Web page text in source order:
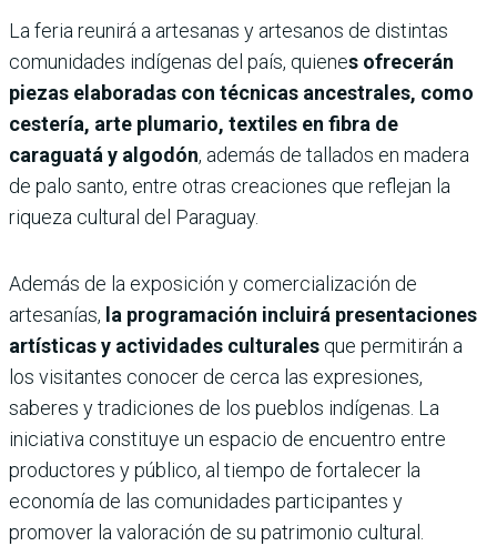
La feria reunirá a artesanas y artesanos de distintas
comunidades indígenas del país, quienes ofrecerán
piezas elaboradas con técnicas ancestrales, como
cestería, arte plumario, textiles en fibra de
caraguatá y algodón, además de tallados en madera
de palo santo, entre otras creaciones que reflejan la
riqueza cultural del Paraguay.
Además de la exposición y comercialización de
artesanías, la programación incluirá presentaciones
artísticas y actividades culturales que permitirán a
los visitantes conocer de cerca las expresiones,
saberes y tradiciones de los pueblos indígenas. La
iniciativa constituye un espacio de encuentro entre
productores y público, al tiempo de fortalecer la
economía de las comunidades participantes y
promover la valoración de su patrimonio cultural.